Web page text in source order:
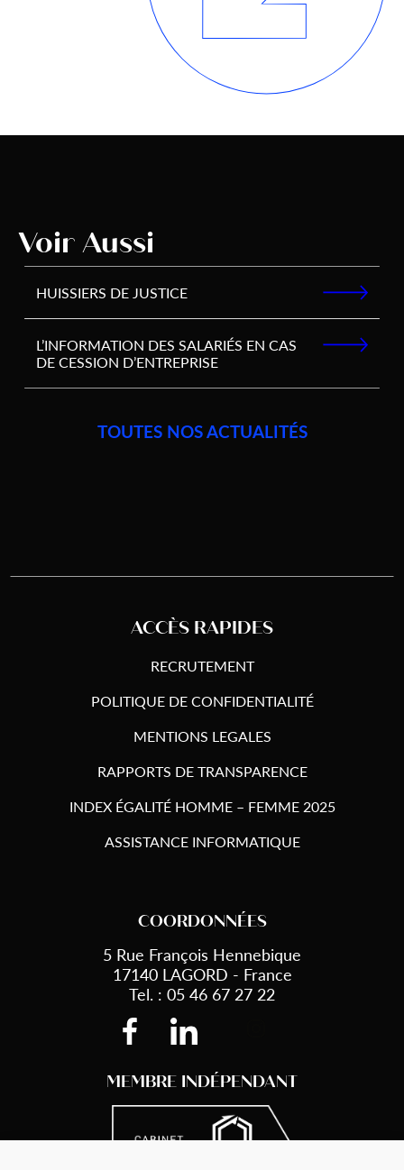
Voir Aussi
HUISSIERS DE JUSTICE
L’INFORMATION DES SALARIÉS EN CAS
DE CESSION D’ENTREPRISE
TOUTES NOS ACTUALITÉS
ACCÈS RAPIDES
RECRUTEMENT
POLITIQUE DE CONFIDENTIALITÉ
MENTIONS LEGALES
RAPPORTS DE TRANSPARENCE
INDEX ÉGALITÉ HOMME – FEMME 2025
ASSISTANCE INFORMATIQUE
COORDONNÉES
5 Rue François Hennebique
17140 LAGORD - France
Tel. : 05 46 67 27 22
MEMBRE INDÉPENDANT